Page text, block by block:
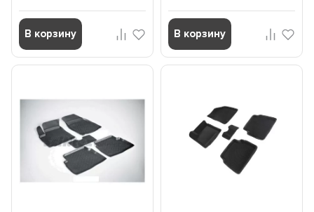
В корзину В корзину